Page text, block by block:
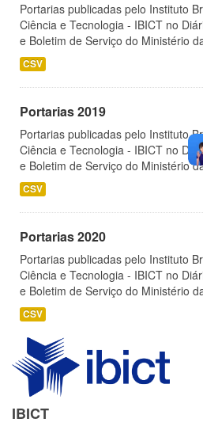
Portarias publicadas pelo Instituto
Ciência e Tecnologia - IBICT no
e Boletim de Serviço do Ministério
CSV
Portarias 2019
Portarias publicadas pelo Instituto
Ciência e Tecnologia - IBICT no
e Boletim de Serviço do Ministério
CSV
Portarias 2020
Portarias publicadas pelo Instituto
Ciência e Tecnologia - IBICT no
e Boletim de Serviço do Ministério
CSV
IBICT